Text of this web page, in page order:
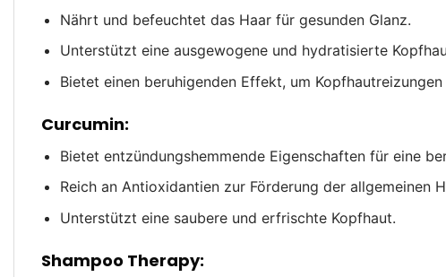
Nährt und befeuchtet das Haar für gesunden Glanz.
Unterstützt eine ausgewogene und hydratisierte
Bietet einen beruhigenden Effekt, um
Curcumin:
Bietet entzündungshemmende Eigenschaften für eine
Reich an Antioxidantien zur Förderung der allgemeinen
Unterstützt eine saubere und erfrischte Kopfhaut.
Shampoo Therapy: